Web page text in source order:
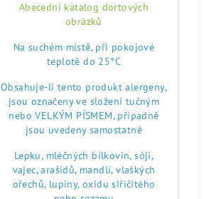
Abecední katalog dortových
obrázků
Na suchém místě, při pokojové
teplotě do 25°C
Obsahuje-li tento produkt alergeny,
jsou označeny ve složení tučným
nebo VELKÝM PÍSMEM, případně
jsou uvedeny samostatně
Lepku, mléčných bílkovin, sóji,
vajec, arašídů, mandlí, vlaškých
ořechů, lupiny, oxidu siřičitého